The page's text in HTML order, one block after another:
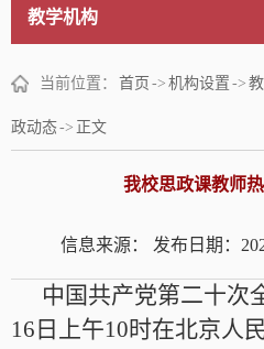
教学机构
当前位置： 首页 -> 机构设置 ->
政动态-> 正文
我校思政课教师
信息来源： 发布日期：
中国共产党第二十次
16日上午10时在北京人